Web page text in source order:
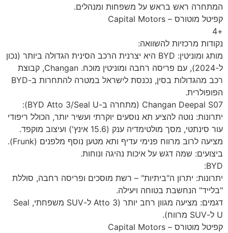
המתחרה ראש בראש על משפחות ומנהלים.
קפיטל מוטורס – Capital Motors
+4
נקודות מרכזיות להשוואה:
מותג ומוניטין: BYD היא יצרנית הרכב הסינית הגדולה ביותר (נכון
ל-2024), עם פריסה רחבה ומוניטין מוכח. Changan, קבוצת
רכב מהגדולות בסין, נכנסת לישראל במטרה להתחרות ב-BYD
הפופולרית.
Changan Deepal S07 (מתחרה ב-BYD Atto 3/Seal U):
יתרונות: נוטה להציע תא נוסעים יוקרתי ועשיר יותר, הכולל ריפודי
עור סינתטי, מסך מולטימדיה ענק (15.6 אינץ') ועיצוב מוקפד.
מציעה לרוב מרווח פנימי עדיף ותא מטען נוסף מלפנים (Frunk).
ביצועים: שמה דגש על איכות נהיגה ונוחות.
BYD:
יתרונות: יתרון ה"ביתיות" – רשת מוסכים ופריסה רחבה, סוללת
"בלייד" הנחשבת בטוחה ויעילה.
דגמים: מציעה מגוון רחב יותר (Atto 3 ל-SUV משפחתי, Seal
U ל-SUV מרווח).
קפיטל מוטורס – Capital Motors